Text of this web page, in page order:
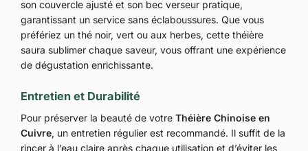
son couvercle ajusté et son bec verseur pratique,
garantissant un service sans éclaboussures. Que vous
préfériez un thé noir, vert ou aux herbes, cette théière
saura sublimer chaque saveur, vous offrant une expérience
de dégustation enrichissante.
Entretien et Durabilité
Pour préserver la beauté de votre Théière Chinoise en
Cuivre, un entretien régulier est recommandé. Il suffit de la
rincer à l’eau claire après chaque utilisation et d’éviter les